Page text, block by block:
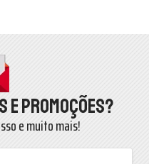
e promoções?
e muito mais!